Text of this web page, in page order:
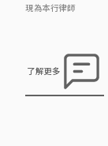
現為本行律師
了解更多